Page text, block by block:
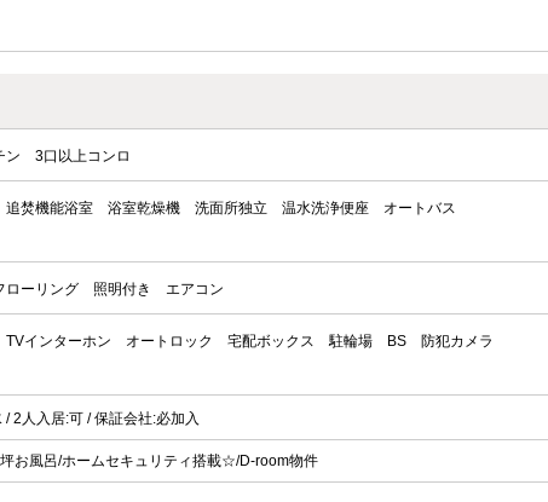
ン 3口以上コンロ
追焚機能浴室 浴室乾燥機 洗面所独立 温水洗浄便座
オートバス
ローリング 照明付き エアコン
TVインターホン オートロック 宅配ボックス 駐輪場 BS
防犯カメラ
2人入居:可 / 保証会社:必加入
お風呂/ホームセキュリティ搭載☆/D-room物件